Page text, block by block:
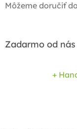
Môžeme doručiť
Zadarmo od
+